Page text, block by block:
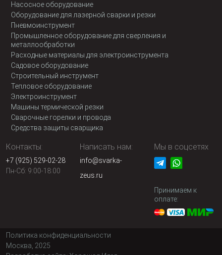
Насосное оборудование
Оборудование для лазерной сварки и резки
Пневмоинструмент
Промышленное оборудование для сверления и
металлообработки
Расходные материалы для электроинструмента
Садовое оборудование
Строительный инструмент
Тепловое оборудование
Электроинструмент
Машины термической резки
Сварочные горелки и провода
Средства защиты сварщика
Контакты:
+7 (925) 529-02-28
Пн-Сб: 9:00-18:00
Написать нам:
info@svarka-
zeus.ru
Мы в соцсетях
Принимаем к
оплате:
Политика конфиденциальности
Москва, 2025